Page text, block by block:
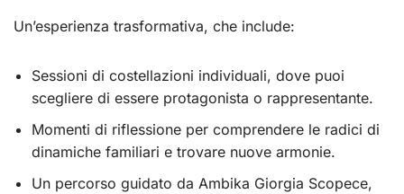
Un’esperienza trasformativa, che include:
Sessioni di costellazioni individuali, dove puoi
scegliere di essere protagonista o rappresentante.
Momenti di riflessione per comprendere le radici di
dinamiche familiari e trovare nuove armonie.
Un percorso guidato da Ambika Giorgia Scopece,